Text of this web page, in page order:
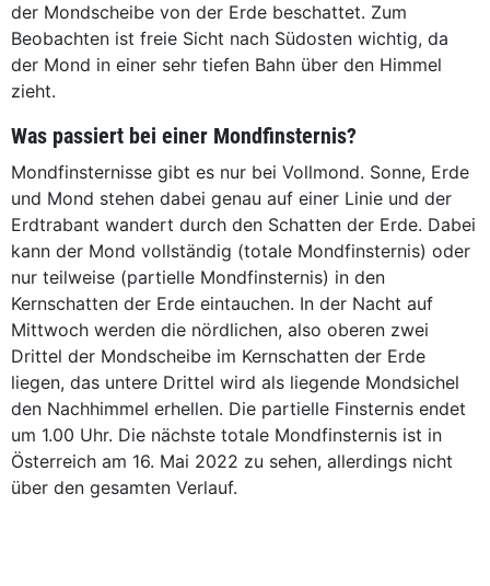
der Mondscheibe von der Erde beschattet. Zum
Beobachten ist freie Sicht nach Südosten wichtig, da
der Mond in einer sehr tiefen Bahn über den Himmel
zieht.
Was passiert bei einer Mondfinsternis?
Mondfinsternisse gibt es nur bei Vollmond. Sonne, Erde
und Mond stehen dabei genau auf einer Linie und der
Erdtrabant wandert durch den Schatten der Erde. Dabei
kann der Mond vollständig (totale Mondfinsternis) oder
nur teilweise (partielle Mondfinsternis) in den
Kernschatten der Erde eintauchen. In der Nacht auf
Mittwoch werden die nördlichen, also oberen zwei
Drittel der Mondscheibe im Kernschatten der Erde
liegen, das untere Drittel wird als liegende Mondsichel
den Nachhimmel erhellen. Die partielle Finsternis endet
um 1.00 Uhr. Die nächste totale Mondfinsternis ist in
Österreich am 16. Mai 2022 zu sehen, allerdings nicht
über den gesamten Verlauf.